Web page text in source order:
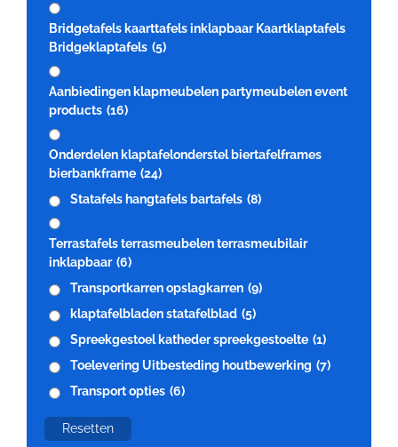
Bridgetafels kaarttafels inklapbaar Kaartklaptafels
Bridgeklaptafels (5)
Aanbiedingen klapmeubelen partymeubelen event
products (16)
Onderdelen klaptafelonderstel biertafelframes
bierbankframe (24)
Statafels hangtafels bartafels (8)
Terrastafels terrasmeubelen terrasmeubilair
inklapbaar (6)
Transportkarren opslagkarren (9)
klaptafelbladen statafelblad (5)
Spreekgestoel katheder spreekgestoelte (1)
Toelevering Uitbesteding houtbewerking (7)
Transport opties (6)
Resetten